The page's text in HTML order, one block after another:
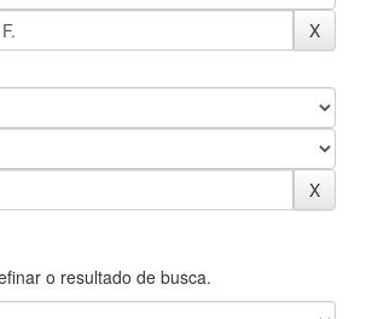
o resultado de busca.